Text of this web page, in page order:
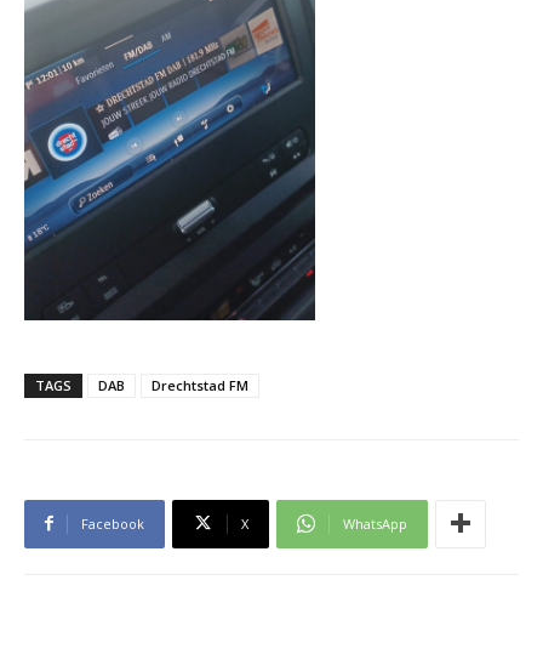
TAGS DAB Drechtstad FM
Facebook X WhatsApp